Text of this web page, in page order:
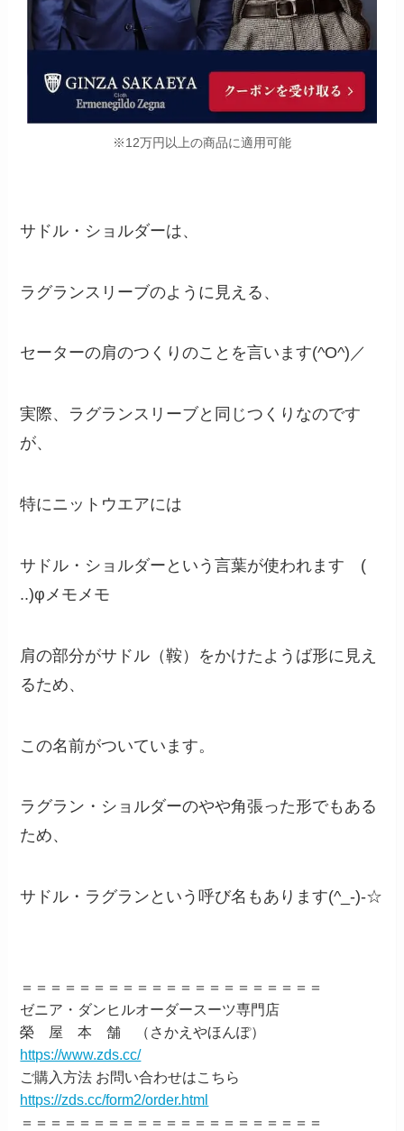
※12万円以上の商品に適用可能
サドル・ショルダーは、
ラグランスリーブのように見える、
セーターの肩のつくりのことを言います(^O^)／
実際、ラグランスリーブと同じつくりなのです
が、
特にニットウエアには
サドル・ショルダーという言葉が使われます (
..)φメモメモ
肩の部分がサドル（鞍）をかけたようば形に見え
るため、
この名前がついています。
ラグラン・ショルダーのやや角張った形でもある
ため、
サドル・ラグランという呼び名もあります(^_-)-☆
＝＝＝＝＝＝＝＝＝＝＝＝＝＝＝＝＝＝＝＝＝
ゼニア・ダンヒルオーダースーツ専門店
榮 屋 本 舗 （さかえやほんぽ）
https://www.zds.cc/
ご購入方法 お問い合わせはこちら
https://zds.cc/form2/order.html
＝＝＝＝＝＝＝＝＝＝＝＝＝＝＝＝＝＝＝＝＝